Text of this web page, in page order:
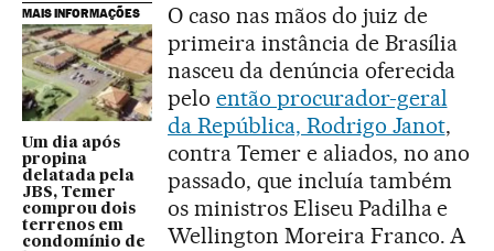
MAIS INFORMAÇÕES
Um dia após
propina
delatada pela
JBS, Temer
comprou dois
terrenos em
condomínio de
O caso nas mãos do juiz de
primeira instância de Brasília
nasceu da denúncia oferecida
pelo então procurador-geral
da República, Rodrigo Janot,
contra Temer e aliados, no ano
passado, que incluía também
os ministros Eliseu Padilha e
Wellington Moreira Franco. A